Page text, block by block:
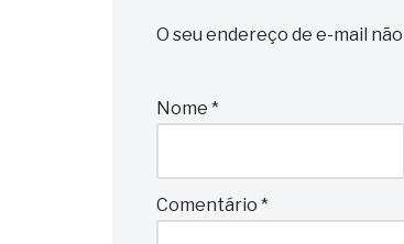
O seu endereço de e-mail
Nome *
Comentário *